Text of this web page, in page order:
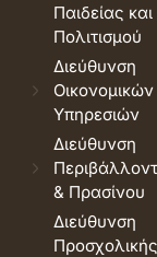
Παιδείας και
Πολιτισμού
Διεύθυνση
Οικονομικών
Υπηρεσιών
Διεύθυνση
& Πρασίνου
Διεύθυνση
Προσχολικής